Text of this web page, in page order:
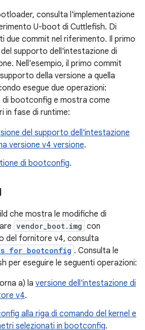
consulta l'implementazione
U-boot di Cuttlefish. Di
due commit nel riferimento. Il primo
supporto dell'intestazione di
Nell'esempio, il primo commit
della versione a quella
esegue due operazioni:
di bootconfig e mostra come
in fase di runtime:
del supporto dell'intestazione
versione v4 versione.
di bootconfig.
che mostra le modifiche di
vendor_boot.img con
del fornitore v4, consulta
for bootconfig . Consulta le
per eseguire le seguenti operazioni:
a) la versione dell'intestazione di
v4.
alla riga di comando del kernel e
selezionati in bootconfig.